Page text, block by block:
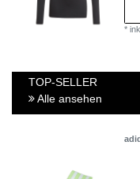
*
TOP-SELLER
Alle ansehen